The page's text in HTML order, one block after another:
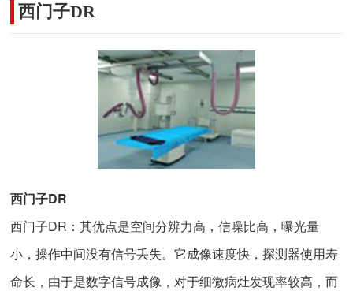
西门子DR
西门子DR
西门子DR：其优点是空间分辨力高，信噪比高，曝光量
小，操作中间没有信号丢失。它成像速度快，探测器使用寿
命长，由于是数字信号成像，对于细微病灶发现率较高，而